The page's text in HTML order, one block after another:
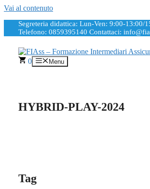
Vai al contenuto
Segreteria didattica: Lun-Ven: 9:00-13:00/
Telefono: 0859395140 Contattaci:
0 Menu
HYBRID-PLAY-2024
Tag